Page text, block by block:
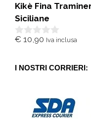
u
5
Kikè Fina
Siciliane
0
5
€ 10,90 Iva inclusa
I NOSTRI CORRIERI: